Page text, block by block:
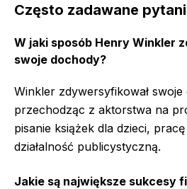
Często zadawane
W jaki sposób Henry Winkler
swoje dochody?
Winkler zdywersyfikował swoje
przechodząc z aktorstwa na
pisanie książek dla dzieci,
działalność publicystyczną.
Jakie są największe sukcesy